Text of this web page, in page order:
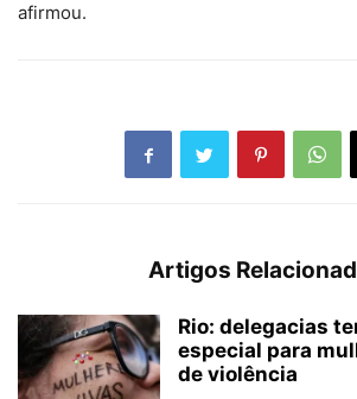
afirmou.
Artigos
Rio: delegacias
especial para
de violência